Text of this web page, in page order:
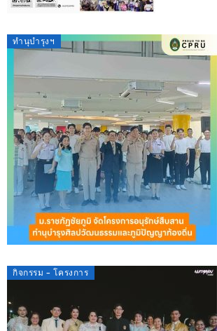
ทำนุบำรุงฯ
กิจกรรม - โครงการ